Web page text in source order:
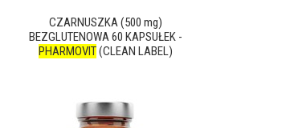
CZARNUSZKA (500 mg)
BEZGLUTENOWA 60 KAPSUŁEK -
PHARMOVIT(CLEAN LABEL)